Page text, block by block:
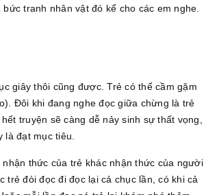
tranh nhân vật đó kể cho các em nghe.
giây thôi cũng được. Trẻ có thể cầm gặm
Đôi khi đang nghe đọc giữa chừng là trẻ
truyện sẽ càng dễ nảy sinh sự thất vọng,
đạt mục tiêu.
thức của trẻ khác nhận thức của người
đòi đọc đi đọc lại cả chục lần, có khi cả